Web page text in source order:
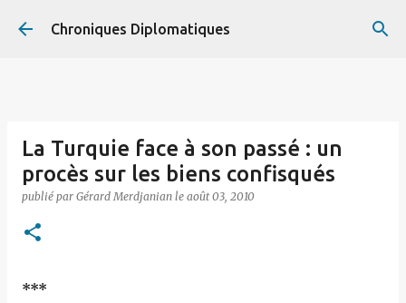
Accéder au contenu principal
Chroniques Diplomatiques
La Turquie face à son passé : un
procès sur les biens confisqués
publié par Gérard Merdjanian le août 03, 2010
***